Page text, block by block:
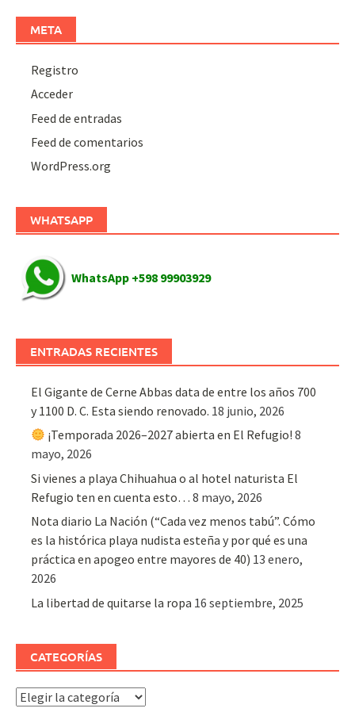
META
Registro
Acceder
Feed de entradas
Feed de comentarios
WordPress.org
WHATSAPP
WhatsApp +598 99903929
ENTRADAS RECIENTES
El Gigante de Cerne Abbas data de entre los años 700
y 1100 D. C. Esta siendo renovado. 18 junio, 2026
¡Temporada 2026–2027 abierta en El Refugio! 8
mayo, 2026
Si vienes a playa Chihuahua o al hotel naturista El
Refugio ten en cuenta esto… 8 mayo, 2026
Nota diario La Nación (“Cada vez menos tabú”. Cómo
es la histórica playa nudista esteña y por qué es una
práctica en apogeo entre mayores de 40) 13 enero,
2026
La libertad de quitarse la ropa 16 septiembre, 2025
CATEGORÍAS
Categorías